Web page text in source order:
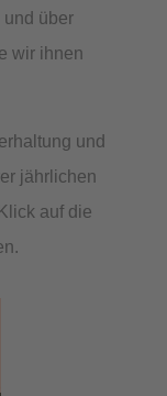
und über
wir ihnen
und
jährlichen
auf die